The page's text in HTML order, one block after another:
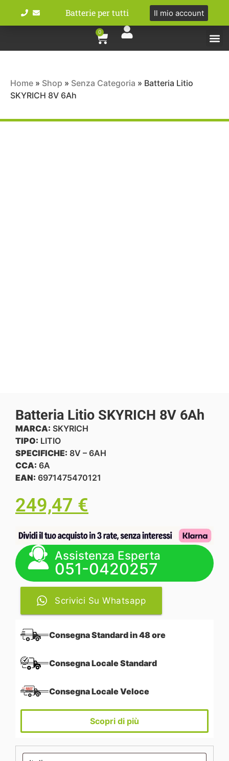
Batterie per tutti Il mio account
0
Home » Shop » Senza Categoria » Batteria Litio
SKYRICH 8V 6Ah
Batteria Litio SKYRICH 8V 6Ah
MARCA: SKYRICH
TIPO: LITIO
SPECIFICHE: 8V – 6AH
CCA: 6A
EAN: 6971475470121
249,47 €
Assistenza Esperta
051-0420257
Scrivici Su Whatsapp
Consegna Standard in 48 ore
Consegna Locale Standard
Consegna Locale Veloce
Scopri di più